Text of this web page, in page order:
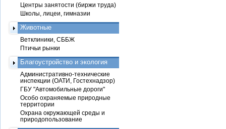
Центры занятости (биржи труда)
Школы, лицеи, гимназии
Животные
Ветклиники, СББЖ
Птичьи рынки
Благоустройство и экология
Административно-технические
инспекции (ОАТИ, Гостехнадзор)
ГБУ "Автомобильные дороги"
Особо охраняемые природные
территории
Охрана окружающей среды и
природопользование